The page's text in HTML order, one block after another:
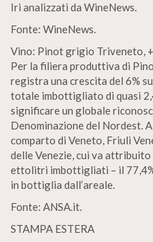
Iri analizzati da WineNews.
Fonte: WineNews.
Vino: Pinot grigio Triveneto,
Per la filiera produttiva di
registra una crescita del 6%
totale imbottigliato di quasi
significare un globale
Denominazione del Nordest.
comparto di Veneto, Friuli
delle Venezie, cui va
ettolitri imbottigliati – il
in bottiglia dall’areale.
Fonte: ANSA.it.
STAMPA ESTERA